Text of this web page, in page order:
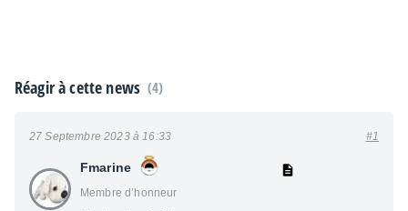
Réagir à cette news (4)
Fmarine
Membre d’honneur
27 Septembre 2023 à 16:33 #1